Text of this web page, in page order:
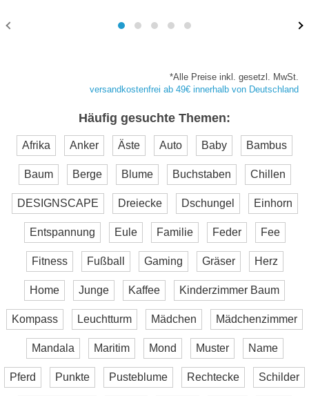
*Alle Preise inkl. gesetzl. MwSt.
versandkostenfrei ab 49€ innerhalb von Deutschland
Häufig gesuchte Themen:
Afrika Anker Äste Auto Baby Bambus
Baum Berge Blume Buchstaben Chillen
DESIGNSCAPE Dreiecke Dschungel Einhorn
Entspannung Eule Familie Feder Fee
Fitness Fußball Gaming Gräser Herz
Home Junge Kaffee Kinderzimmer Baum
Kompass Leuchtturm Mädchen Mädchenzimmer
Mandala Maritim Mond Muster Name
Pferd Punkte Pusteblume Rechtecke Schilder